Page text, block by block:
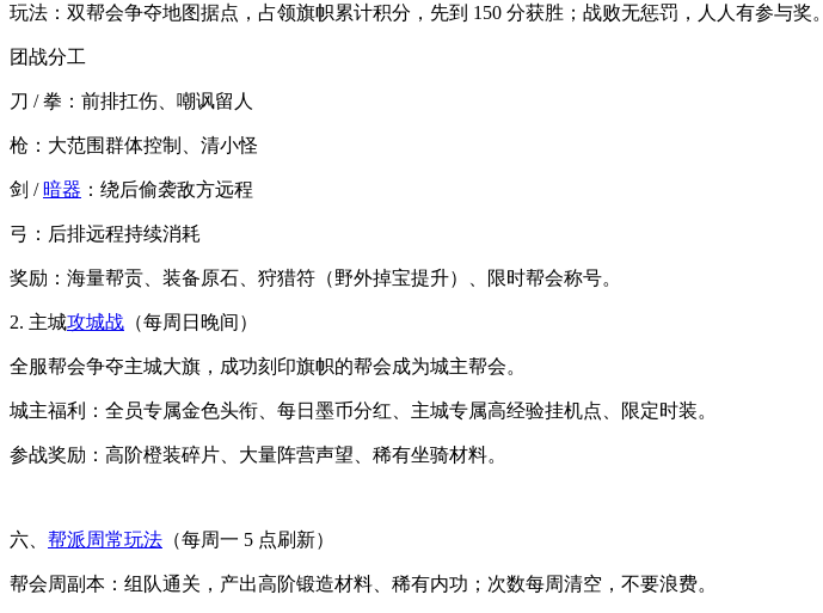
玩法：双帮会争夺地图据点，占领旗帜累计积分，先到 150 分获胜；战败无惩罚，人人有参与奖。
团战分工
刀 / 拳：前排扛伤、嘲讽留人
枪：大范围群体控制、清小怪
剑 / 暗器 ：绕后偷袭敌方远程
弓：后排远程持续消耗
奖励：海量帮贡、装备原石、狩猎符（野外掉宝提升）、限时帮会称号。
2. 主城攻城战 （每周日晚间）
全服帮会争夺主城大旗，成功刻印旗帜的帮会成为城主帮会。
城主福利：全员专属金色头衔、每日墨币分红、主城专属高经验挂机点、限定时装。
参战奖励：高阶橙装碎片、大量阵营声望、稀有坐骑材料。
六、 帮派周常玩法 （每周一 5 点刷新）
帮会周副本：组队通关，产出高阶锻造材料、稀有内功；次数每周清空，不要浪费。